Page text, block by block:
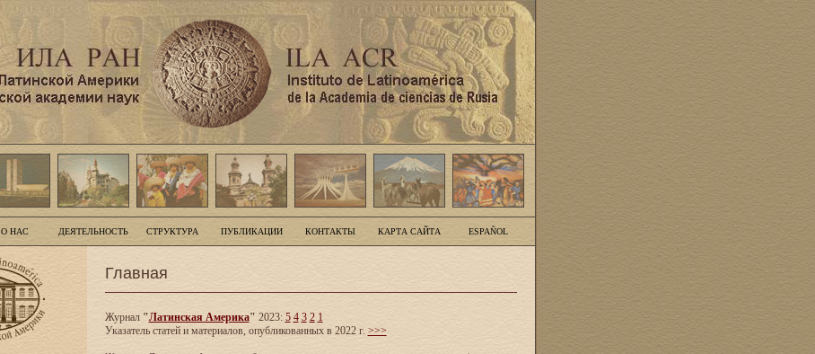
О НАС ДЕЯТЕЛЬНОСТЬ СТРУКТУРА ПУБЛИКАЦИИ КОНТАКТЫ КАРТА САЙТА ESPAÑOL
Главная
Журнал"Латинская Америка" 2023: 5 4 3 2 1
Указатель статей и материалов, опубликованных в 2022 г. >>>